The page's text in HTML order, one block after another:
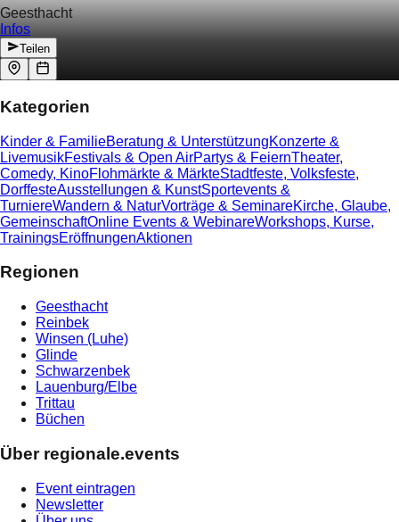
Geesthacht
Infos
Teilen
Kategorien
Kinder & FamilieBeratung & UnterstützungKonzerte &
LivemusikFestivals & Open AirPartys & FeiernTheater,
Comedy, KinoFlohmärkte & MärkteStadtfeste, Volksfeste,
DorffesteAusstellungen & KunstSportevents &
TurniereWandern & NaturVorträge & SeminareKirche, Glaube,
GemeinschaftOnline Events & WebinareWorkshops, Kurse,
TrainingsEröffnungenAktionen
Regionen
Geesthacht
Reinbek
Winsen (Luhe)
Glinde
Schwarzenbek
Lauenburg/Elbe
Trittau
Büchen
Über regionale.events
Event eintragen
Newsletter